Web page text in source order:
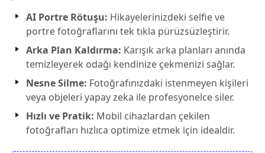
AI Portre Rötuşu: Hikayelerinizdeki selfie ve
portre fotoğraflarını tek tıkla pürüzsüzleştirir.
Arka Plan Kaldırma: Karışık arka planları anında
temizleyerek odağı kendinize çekmenizi sağlar.
Nesne Silme: Fotoğrafınızdaki istenmeyen kişileri
veya objeleri yapay zeka ile profesyonelce siler.
Hızlı ve Pratik: Mobil cihazlardan çekilen
fotoğrafları hızlıca optimize etmek için idealdir.